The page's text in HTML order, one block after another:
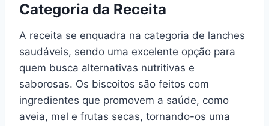
Categoria da Receita
A receita se enquadra na categoria de lanches
saudáveis, sendo uma excelente opção para
quem busca alternativas nutritivas e
saborosas. Os biscoitos são feitos com
ingredientes que promovem a saúde, como
aveia, mel e frutas secas, tornando-os uma